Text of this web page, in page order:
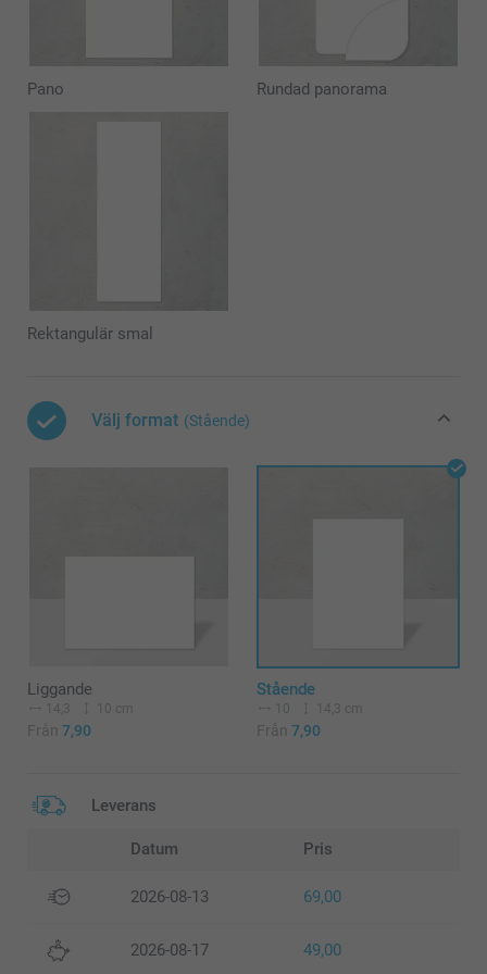
Pano Rundad panorama
Rektangulär smal
Välj format (Stående)
Liggande
14,3 10 cm
Från 7,90
Stående
10 14,3 cm
Från 7,90
Leverans
Datum Pris
2026-08-13 69,00
2026-08-17 49,00